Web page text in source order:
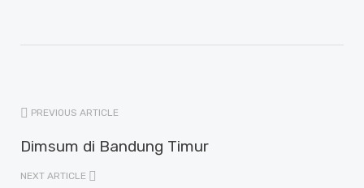
PREVIOUS ARTICLE
Dimsum di Bandung Timur
NEXT ARTICLE